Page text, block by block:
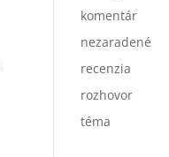
komentár
nezaradené
recenzia
rozhovor
téma